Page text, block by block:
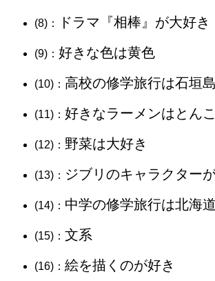
(8)： ドラマ『相棒』が大好き
(9)： 好きな色は黄色
(10)： 高校の修学旅行は石垣
(11)： 好きなラーメンはとん
(12)： 野菜は大好き
(13)： ジブリのキャラクター
(14)： 中学の修学旅行は北海
(15)： 文系
(16)： 絵を描くのが好き